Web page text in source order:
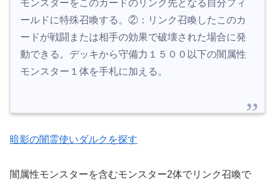
モンスターをこのカードのリンク先となる自分フィ
ールドに特殊召喚する。②：リンク召喚したこのカ
ードが戦闘または相手の効果で破壊された場合に発
動できる。デッキから守備力１５００以下の闇属性
モンスター１体を手札に加える。
暗影の闇霊使いダルクを探す
闇属性モンスターを含むモンスター2体でリンク召喚で